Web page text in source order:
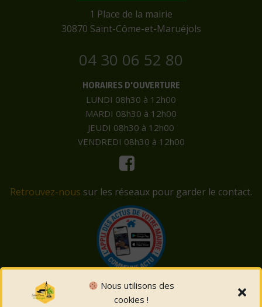
Nous utilisons des
cookies !
​1 Place de la mairie
​30870 Saint-Côme-et-Maruéjols
04 30 06 52 80
HORAIRES D'OUVERTURE
LUNDI 08h30 à 12h00
MARDI 08h30 à 12h00
JEUDI 08h30 à 12h00
VENDREDI 08h30 à 12h00
Retrouvez-nous sur les réseaux pour garder le contact.
© 2026 Saint-Côme-et-Maruéjols. Un service proposé